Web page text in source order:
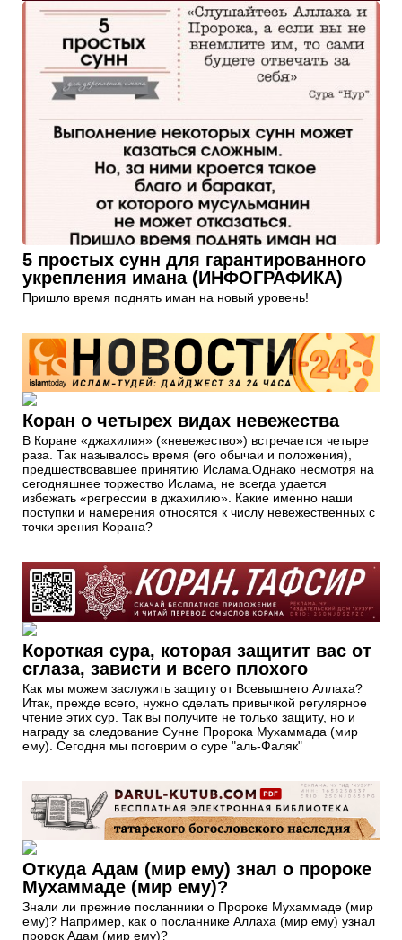
5 простых сунн для гарантированного
укрепления имана (ИНФОГРАФИКА)
Пришло время поднять иман на новый уровень!
Коран о четырех видах невежества
В Коране «джахилия» («невежество») встречается четыре
раза. Так называлось время (его обычаи и положения),
предшествовавшее принятию Ислама.Однако несмотря на
сегодняшнее торжество Ислама, не всегда удается
избежать «регрессии в джахилию». Какие именно наши
поступки и намерения относятся к числу невежественных с
точки зрения Корана?
Короткая сура, которая защитит вас от
сглаза, зависти и всего плохого
Как мы можем заслужить защиту от Всевышнего Аллаха?
Итак, прежде всего, нужно сделать привычкой регулярное
чтение этих сур. Так вы получите не только защиту, но и
награду за следование Сунне Пророка Мухаммада (мир
ему). Сегодня мы поговрим о суре "аль-Фаляк"
Откуда Адам (мир ему) знал о пророке
Мухаммаде (мир ему)?
Знали ли прежние посланники о Пророке Мухаммаде (мир
ему)? Например, как о посланнике Аллаха (мир ему) узнал
пророк Адам (мир ему)?